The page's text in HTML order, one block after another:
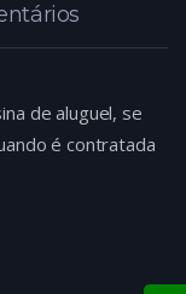
de aluguel, se
é contratada
alvo importante.